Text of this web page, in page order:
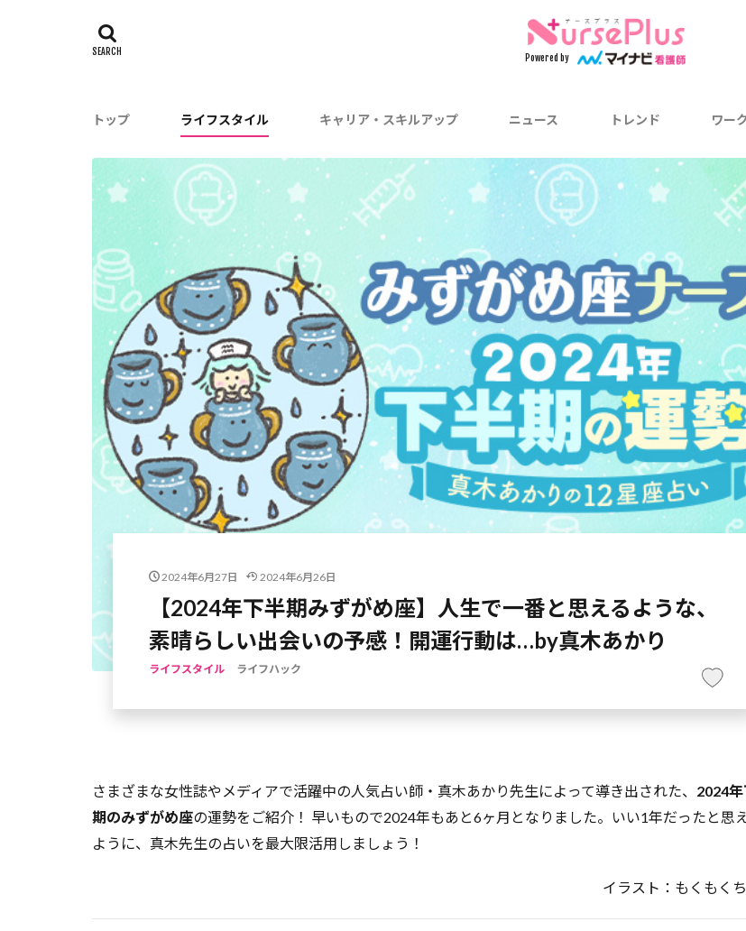
Powered by
トップ ライフスタイル キャリア・スキルアップ ニュース トレンド ワー
2024年6月27日 2024年6月26日
【2024年下半期みずがめ座】人生で一番と思えるような、
素晴らしい出会いの予感！開運行動は…by真木あかり
ライフスタイル ライフハック
さまざまな女性誌やメディアで活躍中の人気占い師・真木あかり先生によって導き出された、 2024
期のみずがめ座の運勢をご紹介！ 早いもので2024年もあと6ヶ月となりました。いい1年だったと思
ように、真木先生の占いを最大限活用しましょう！
イラスト：もくもく